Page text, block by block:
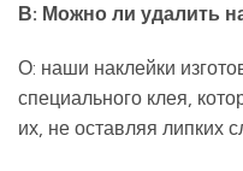
В: Можно ли удалить
О: наши наклейки
специального клея,
их, не оставляя липких